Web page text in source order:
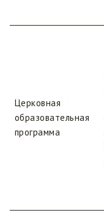
Церковная
образовательная
программа